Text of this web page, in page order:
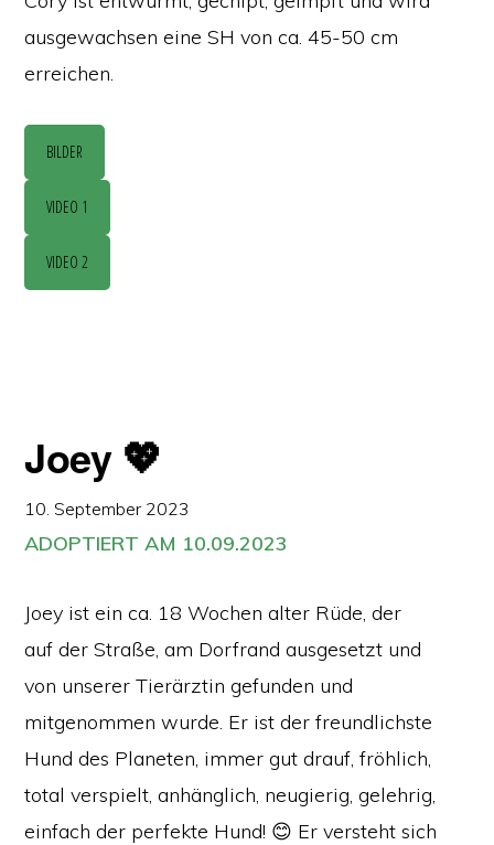
ausgewachsen eine SH von ca. 45-50 cm
erreichen.
BILDER
VIDEO 1
VIDEO 2
Joey 💖
10. September 2023
ADOPTIERT AM 10.09.2023
Joey ist ein ca. 18 Wochen alter Rüde, der
auf der Straße, am Dorfrand ausgesetzt und
von unserer Tierärztin gefunden und
mitgenommen wurde. Er ist der freundlichste
Hund des Planeten, immer gut drauf, fröhlich,
total verspielt, anhänglich, neugierig, gelehrig,
einfach der perfekte Hund! 😊 Er versteht sich